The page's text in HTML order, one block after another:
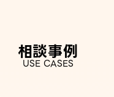
相談事例
USE CASES